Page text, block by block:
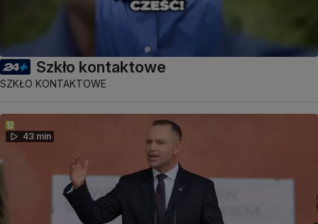
Szkło kontaktowe
SZKŁO KONTAKTOWE
43 min